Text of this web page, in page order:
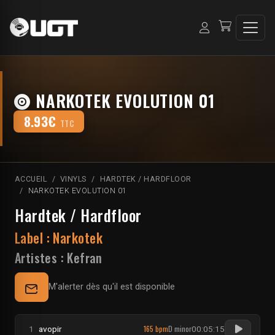
NARKOTEK EVOLUTION 01
8.93€ TTC
ACCUEIL VINYLS
HARDTEK / HARDFLOOR
NARKOTEK EVOLUTION 01
Hardtek / Hardfloor
Label : Narkotek
Artistes : Kefran
M'alerter dès qu'il est disponible
1 avopir 165 bpmD minor00:05:15